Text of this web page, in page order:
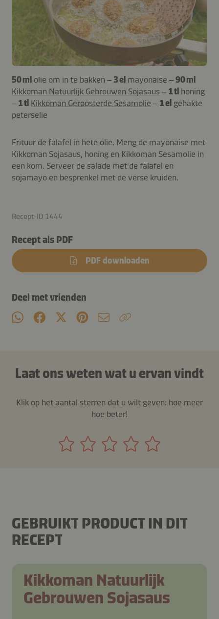
50 ml olie om in te bakken – 3 el mayonaise –90 ml
Kikkoman Natuurlijk Gebrouwen Sojasaus – 1 tl honing
– 1 tl Kikkoman Geroosterde Sesamolie – 1 el gehakte
peterselie
Frituur de falafel in hete olie. Meng de mayonaise met
Kikkoman Sojasaus, honing en Kikkoman Sesamolie in
een kom. Serveer de salade met de falafel en
sojamayo en besprenkel met de verse kruiden.
Recept-ID 1444
Recept als PDF
PDF downloaden
Deel met vrienden
Laat ons weten wat u ervan vindt
Klik op het aantal sterren dat u wilt geven: hoe meer
hoe beter!
GEBRUIKT PRODUCT IN DIT
RECEPT
Kikkoman Natuurlijk
Gebrouwen Sojasaus